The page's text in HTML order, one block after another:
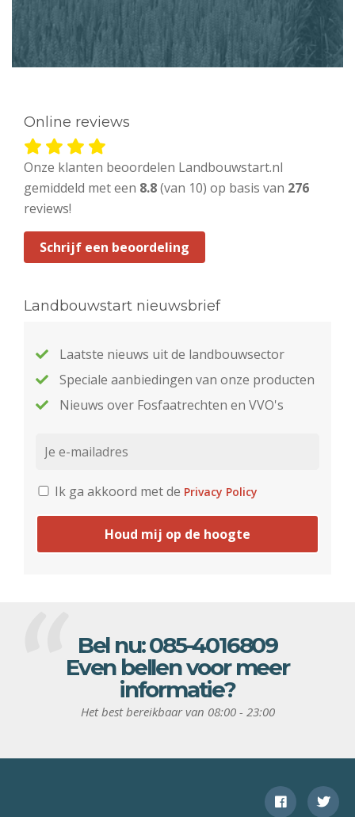
Online reviews
Onze klanten beoordelen Landbouwstart.nl
gemiddeld met een 8.8(van 10) op basis van 276
reviews!
Schrijf een beoordeling
Landbouwstart nieuwsbrief
Laatste nieuws uit de landbouwsector
Speciale aanbiedingen van onze producten
Nieuws over Fosfaatrechten en VVO's
Ik ga akkoord met de Privacy Policy
Houd mij op de hoogte
Bel nu:085-4016809
Even bellen voor meer
informatie?
Het best bereikbaar van 08:00 - 23:00